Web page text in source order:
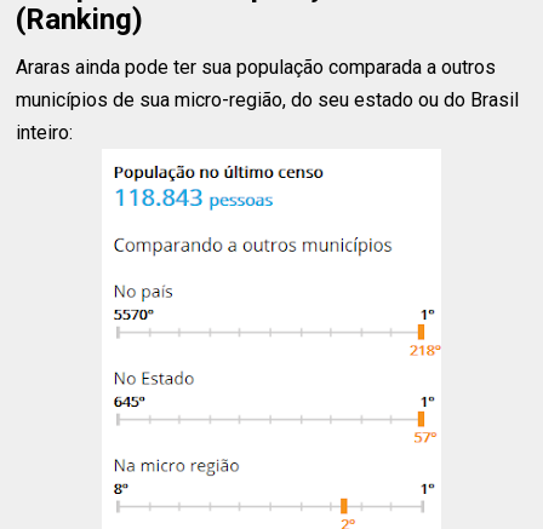
(Ranking)
Araras ainda pode ter sua população comparada a outros
municípios de sua micro-região, do seu estado ou do Brasil
inteiro: